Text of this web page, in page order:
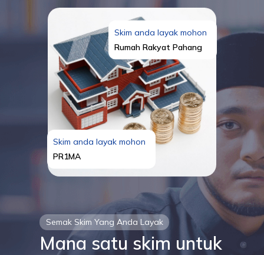
Semak Skim Yang Anda Layak
Mana satu skim untuk
Skim anda layak mohon
Rumah Rakyat Pahang
Skim anda layak mohon
PR1MA